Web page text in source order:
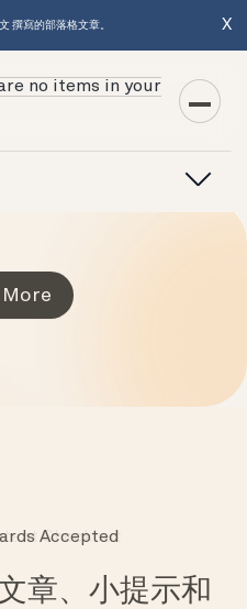
撰寫的部落格文章。 X
no items in your
More
Checkout
Accepted
章、小提示和